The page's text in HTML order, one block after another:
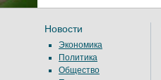
Новости
Экономика
Политика
Общество